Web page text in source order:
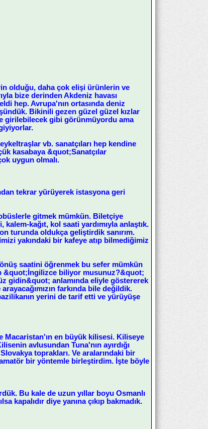
olduğu, daha çok elişi ürünlerin ve
bize derinden Akdeniz havası
hep. Avrupa'nın ortasında deniz
Bikinili gezen güzel güzel kızlar
girilebilecek gibi görünmüyordu ama
vb. sanatçıları hep kendine
kasabaya &quot;Sanatçılar
uygun olmalı.
tekrar yürüyerek istasyona geri
gitmek mümkün. Biletçiye
kağıt, kol saati yardımıyla anlaştık.
turunda oldukça geliştirdik sanırım.
yakındaki bir kafeye atıp bilmediğimiz
saatini öğrenmek bu sefer mümkün
&quot;İngilizce biliyor musunuz?&quot;
gidin&quot; anlamında eliyle göstererek
farkında bile değildik.
yerini de tarif etti ve yürüyüşe
Macaristan'ın en büyük kilisesi. Kiliseye
avlusundan Tuna'nın ayırdığı
toprakları. Ve aralarındaki bir
bir yöntemle birleştirdim. İşte böyle
Bu kale de uzun yıllar boyu Osmanlı
kapalıdır diye yanına çıkıp bakmadık.